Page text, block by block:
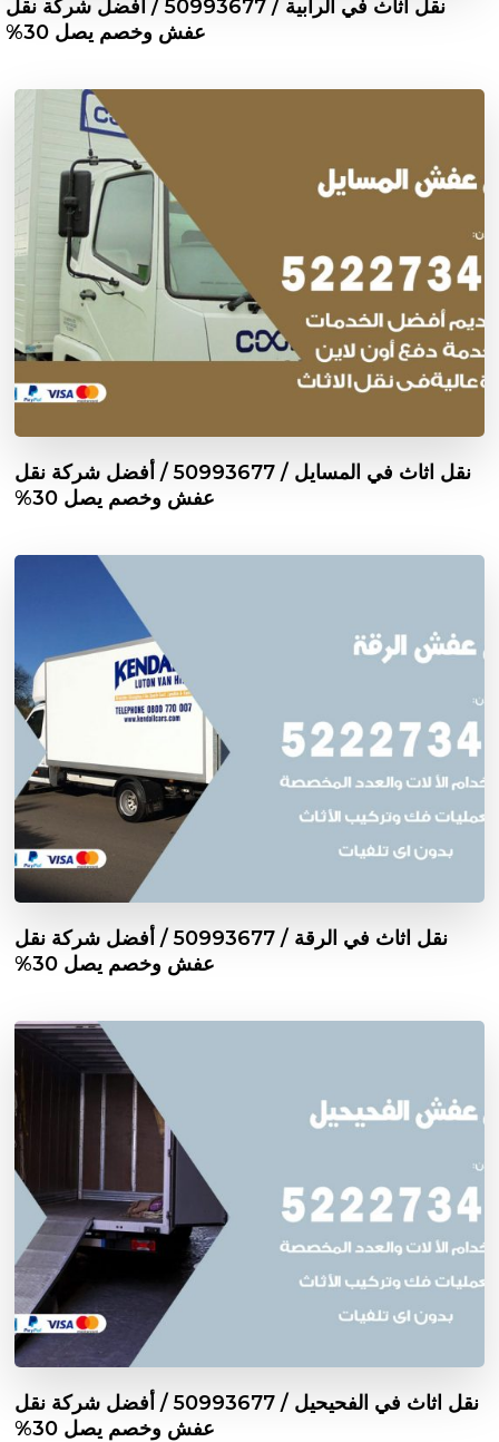
نقل اثاث في الرابية / 50993677 / أفضل شركة نقل
عفش وخصم يصل 30%
نقل اثاث في المسايل / 50993677 / أفضل شركة نقل
عفش وخصم يصل 30%
نقل اثاث في الرقة / 50993677 / أفضل شركة نقل
عفش وخصم يصل 30%
نقل اثاث في الفحيحيل / 50993677 / أفضل شركة نقل
عفش وخصم يصل 30%